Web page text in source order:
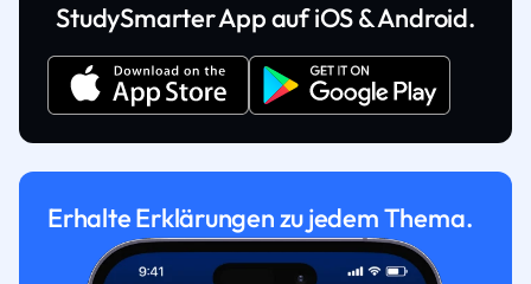
StudySmarter App auf iOS & Android.
Erhalte Erklärungen zu jedem Thema.